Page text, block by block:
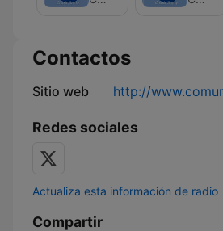
Contactos
Sitio web http://
Redes sociales
Actualiza esta información de radio
Compartir